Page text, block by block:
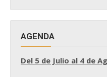
AGENDA
Del 5 de Julio al 4 de